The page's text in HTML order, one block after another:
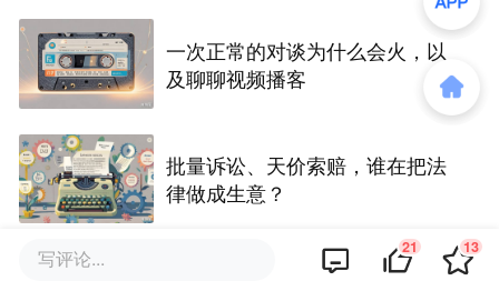
一次正常的对谈为什么会火，以
及聊聊视频播客
批量诉讼、天价索赔，谁在把法
律做成生意？
曾经的“核电第一省”，“加注”冲上
写评论... 21 13